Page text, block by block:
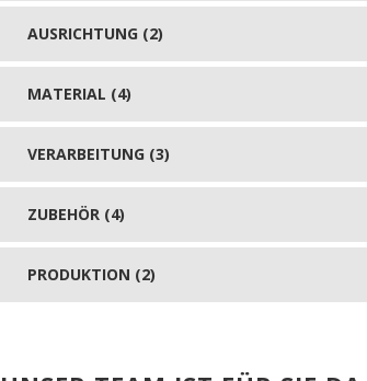
AUSRICHTUNG (2)
MATERIAL (4)
VERARBEITUNG (3)
ZUBEHÖR (4)
PRODUKTION (2)